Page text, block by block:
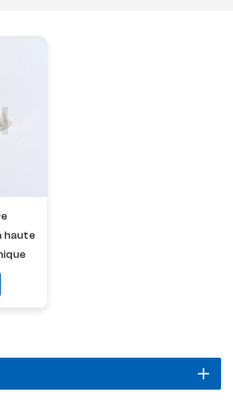
haute